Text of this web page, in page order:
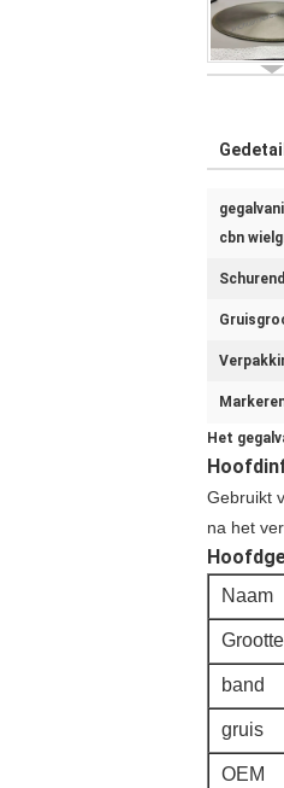
cbn
Het
Gebruikt
na het
Naam
Grootte
band
gruis
OEM